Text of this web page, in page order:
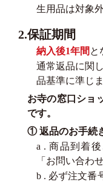
生用品は対象
2.保証期間
納入後1年間 と
通常返品に関
品基準に準じま
お寺の窓口ショ
です。
① 返品のお手続
a . 商品到着後
「お問い合わ
b . 必ず注文番